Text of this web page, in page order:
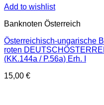
Add to wishlist
Banknoten Österreich
Österreichisch-ungarische
roten
(KK.144a / P.56a) Erh. I
15,00 €